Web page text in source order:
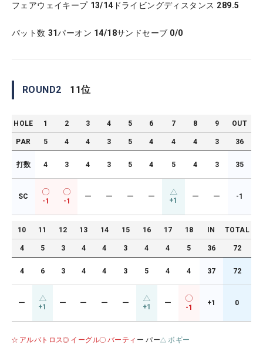
フェアウェイキープ 13/14 ドライビングディスタンス 289.5
パット数 31パーオン 14/18サンドセーブ 0/0
ROUND2 11位
HOLE 1 2 3 4 5 6 7 8 9 OUT
PAR 5 4 4 3 5 4 4 4 3 36
打数 4 3 4 3 5 4 5 4 3 35
SC
-1 -1
ー ー ー ー +1 ー ー -1
10 11 12 13 14 15 16 17 18 IN TOTAL
4 5 3 4 4 3 4 4 5 36 72
4 6 3 4 4 3 5 4 4 37 72
ー +1 ー ー ー ー +1 ー
-1
+1 0
アルバトロス イーグル バーティ ー パー ボギー